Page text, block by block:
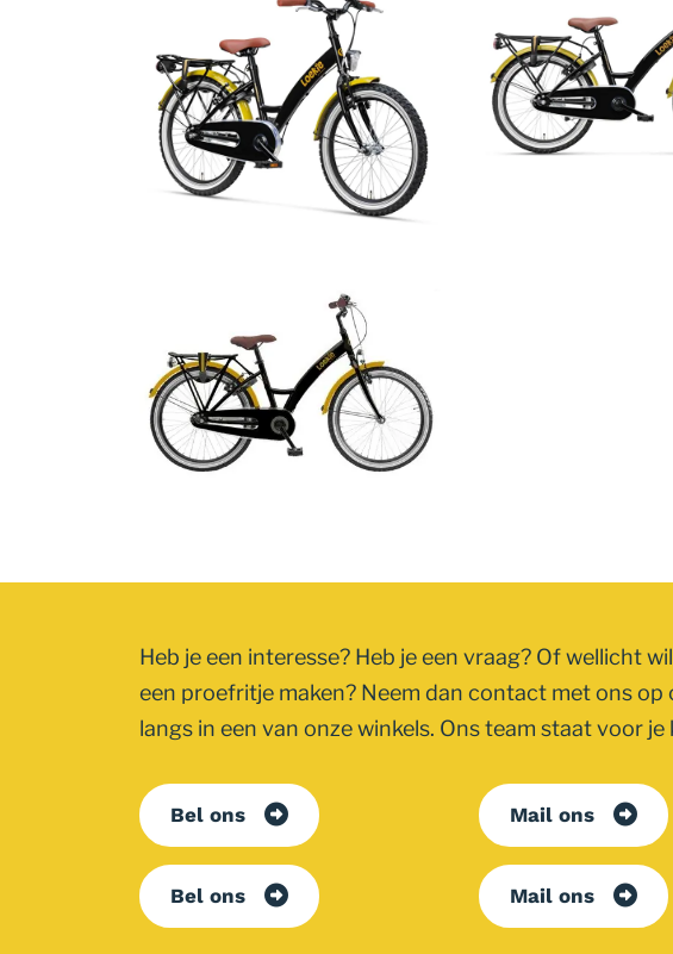
Heb je een interesse? Heb je een vraag? Of wellicht
een proefritje maken? Neem dan contact met ons op
langs in een van onze winkels. Ons team staat voor je
Bel ons Mail ons
Bel ons Mail ons